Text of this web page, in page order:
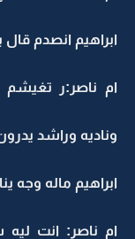
ابراهيم انصدم قال
ام ناصر:ر
وناديه وراشد
ابراهيم ماله وجه
ام ناصر: انت ليه